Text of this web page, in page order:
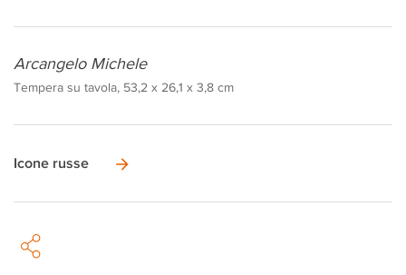
Arcangelo Michele
Tempera su tavola, 53,2 x 26,1 x 3,8 cm
Icone russe